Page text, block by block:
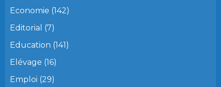
Economie (142)
Editorial (7)
Education (141)
Elévage (16)
Emploi (29)